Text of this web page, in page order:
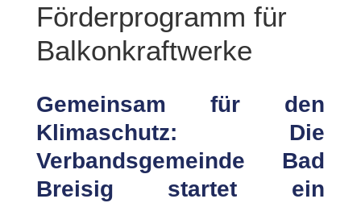
Förderprogramm für
Balkonkraftwerke
Gemeinsam für den
Klimaschutz: Die
Verbandsgemeinde Bad
Breisig startet ein